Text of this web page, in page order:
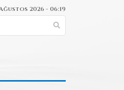
2026 - 06:19